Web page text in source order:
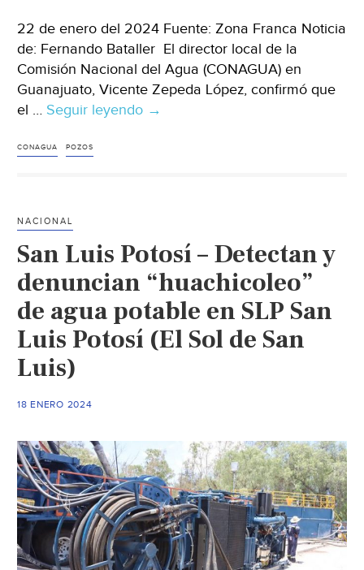
22 de enero del 2024 Fuente: Zona Franca Noticia
de: Fernando Bataller El director local de la
Comisión Nacional del Agua (CONAGUA) en
Guanajuato, Vicente Zepeda López, confirmó que
el … Seguir leyendo Guanajuato-
2
pozos
en
la
capital (Zona
Franca)
→
CONAGUA POZOS
NACIONAL
San Luis Potosí – Detectan y
denuncian “huachicoleo”
de agua potable en SLP San
Luis Potosí (El Sol de San
Luis)
18 ENERO 2024